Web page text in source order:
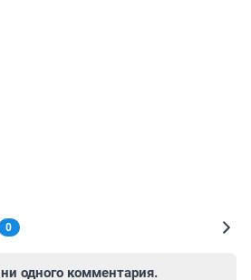
0
одного комментария.